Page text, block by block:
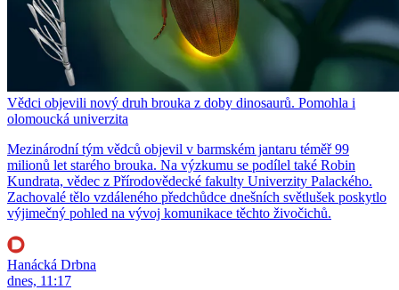
Vědci objevili nový druh brouka z doby dinosaurů. Pomohla i
olomoucká univerzita
Mezinárodní tým vědců objevil v barmském jantaru téměř 99
milionů let starého brouka. Na výzkumu se podílel také Robin
Kundrata, vědec z Přírodovědecké fakulty Univerzity Palackého.
Zachovalé tělo vzdáleného předchůdce dnešních světlušek poskytlo
výjimečný pohled na vývoj komunikace těchto živočichů.
Hanácká Drbna
dnes, 11:17